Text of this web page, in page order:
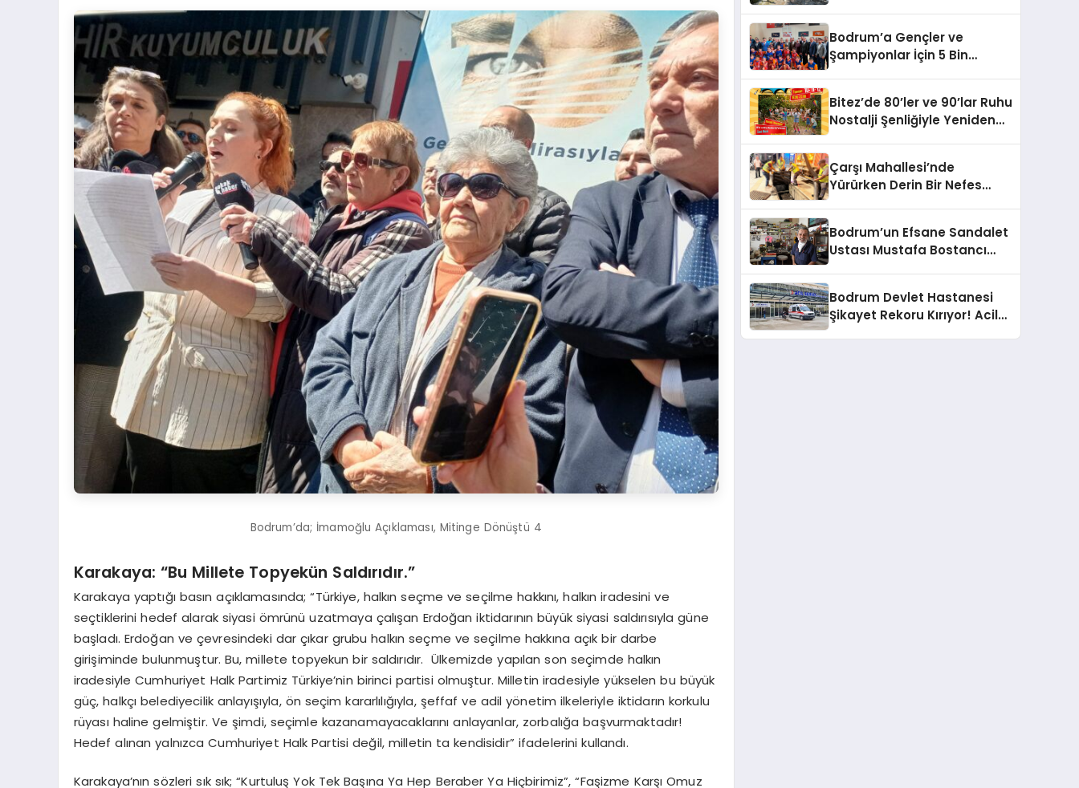
Bodrum’da; İmamoğlu Açıklaması, Mitinge Dönüştü 4
Karakaya: “Bu Millete Topyekün Saldırıdır.”
Karakaya yaptığı basın açıklamasında; “Türkiye, halkın seçme ve seçilme hakkını, halkın iradesini ve
seçtiklerini hedef alarak siyasi ömrünü uzatmaya çalışan Erdoğan iktidarının büyük siyasi saldırısıyla güne
başladı. Erdoğan ve çevresindeki dar çıkar grubu halkın seçme ve seçilme hakkına açık bir darbe
girişiminde bulunmuştur. Bu, millete topyekun bir saldırıdır. Ülkemizde yapılan son seçimde halkın
iradesiyle Cumhuriyet Halk Partimiz Türkiye’nin birinci partisi olmuştur. Milletin iradesiyle yükselen bu büyük
güç, halkçı belediyecilik anlayışıyla, ön seçim kararlılığıyla, şeffaf ve adil yönetim ilkeleriyle iktidarın korkulu
rüyası haline gelmiştir. Ve şimdi, seçimle kazanamayacaklarını anlayanlar, zorbalığa başvurmaktadır!
Hedef alınan yalnızca Cumhuriyet Halk Partisi değil, milletin ta kendisidir” ifadelerini kullandı.
Karakaya’nın sözleri sık sık; “Kurtuluş Yok Tek Başına Ya Hep Beraber Ya Hiçbirimiz”, “Faşizme Karşı Omuz
Bodrum’a Gençler ve
Şampiyonlar İçin 5 Bin
Bitez’de 80’ler ve 90’lar Ruhu
Nostalji Şenliğiyle Yeniden
Çarşı Mahallesi’nde
Yürürken Derin Bir Nefes
Bodrum’un Efsane Sandalet
Ustası Mustafa Bostancı
Bodrum Devlet Hastanesi
Şikayet Rekoru Kırıyor! Acil